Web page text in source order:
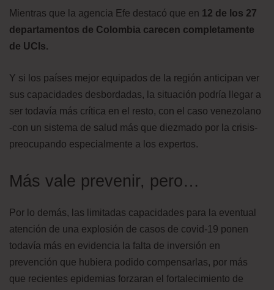
Mientras que la agencia Efe destacó que en 12 de los 27
departamentos de Colombia carecen completamente
de UCIs.
Y si los países mejor equipados de la región anticipan ver
sus capacidades desbordadas, la situación podría llegar a
ser todavía más crítica en el resto, con el caso venezolano
-con un sistema de salud más que diezmado por la crisis-
preocupando especialmente a los expertos.
Más vale prevenir, pero…
Por lo demás, las limitadas capacidades para la eventual
atención de una explosión de casos de covid-19 ponen
todavía más en evidencia la falta de inversión en
prevención que hubiera podido compensarlas, por más
que recientes epidemias forzaran el fortalecimiento de